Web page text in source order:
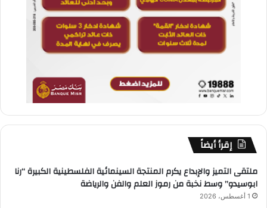
إقرأ أيضاً
ملتقى التميز والإبداع يكرم المنتجة السينمائية الفلسطينية الكبيرة “رنا
ابوسيدو” وسط نخبة من رموز العلم والفن والرياضة
1 أغسطس، 2026